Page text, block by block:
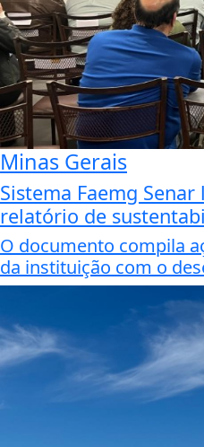
Minas Gerais
Sistema Faemg
relatório de
O documento compila
da instituição com o